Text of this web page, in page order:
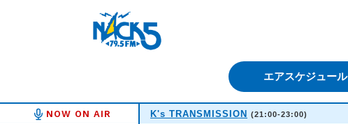
エアスケジュール
NOW ON AIR K's TRANSMISSION (21:00-23:00)